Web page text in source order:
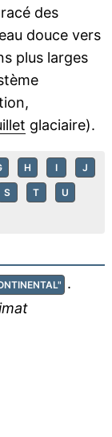
des
douce vers
plus larges
glaciaire).
H I J
S T U
.